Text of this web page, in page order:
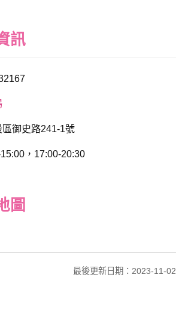
訊
御史路241-1號
，17:00-20:30
圖
最後更新日期：2023-11-02